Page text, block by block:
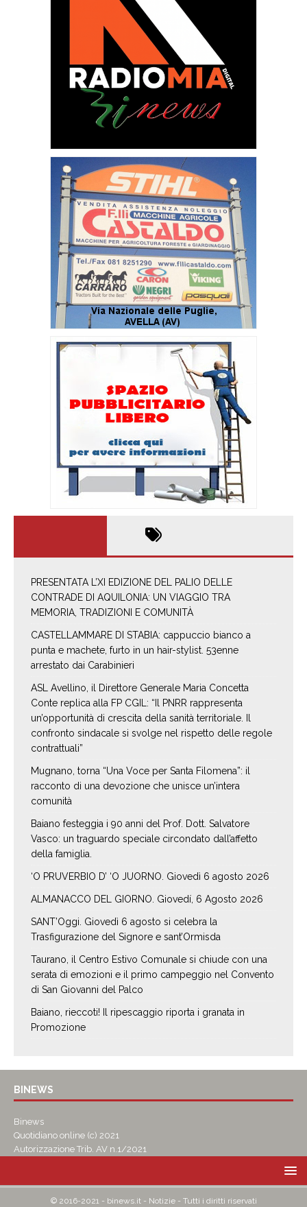
PRESENTATA L’XI EDIZIONE DEL PALIO DELLE
CONTRADE DI AQUILONIA: UN VIAGGIO TRA
MEMORIA, TRADIZIONI E COMUNITÀ
CASTELLAMMARE DI STABIA: cappuccio bianco a
punta e machete, furto in un hair-stylist. 53enne
arrestato dai Carabinieri
ASL Avellino, il Direttore Generale Maria Concetta
Conte replica alla FP CGIL: “Il PNRR rappresenta
un’opportunità di crescita della sanità territoriale. Il
confronto sindacale si svolge nel rispetto delle regole
contrattuali”
Mugnano, torna “Una Voce per Santa Filomena”: il
racconto di una devozione che unisce un’intera
comunità
Baiano festeggia i 90 anni del Prof. Dott. Salvatore
Vasco: un traguardo speciale circondato dall’affetto
della famiglia.
‘O PRUVERBIO D’ ‘O JUORNO. Giovedì 6 agosto 2026
ALMANACCO DEL GIORNO. Giovedí, 6 Agosto 2026
SANT’Oggi. Giovedì 6 agosto si celebra la
Trasfigurazione del Signore e sant’Ormisda
Taurano, il Centro Estivo Comunale si chiude con una
serata di emozioni e il primo campeggio nel Convento
di San Giovanni del Palco
Baiano, rieccoti! Il ripescaggio riporta i granata in
Promozione
BINEWS
Binews
Quotidiano online (c) 2021
Autorizzazione Trib. AV n.1/2021
© 2016-2021 - binews.it - Notizie - Tutti i diritti riservati